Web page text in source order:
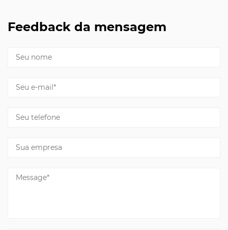
Feedback da mensagem